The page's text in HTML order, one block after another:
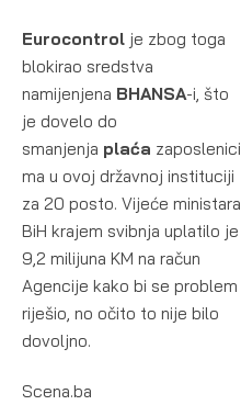
Eurocontrol je zbog toga
blokirao sredstva
namijenjena BHANSA-i, što
je dovelo do
smanjenja plaća zaposlenici
ma u ovoj državnoj instituciji
za 20 posto. Vijeće ministara
BiH krajem svibnja uplatilo je
9,2 milijuna KM na račun
Agencije kako bi se problem
riješio, no očito to nije bilo
dovoljno.
Scena.ba